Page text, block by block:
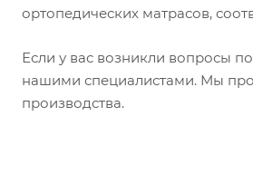
ортопедических матрасов,
Если у вас возникли вопросы
нашими специалистами. Мы
производства.